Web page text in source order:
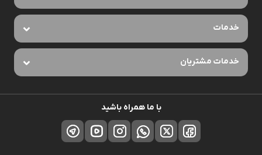
خدمات
خدمات مشتریان
با ما همراه باشید